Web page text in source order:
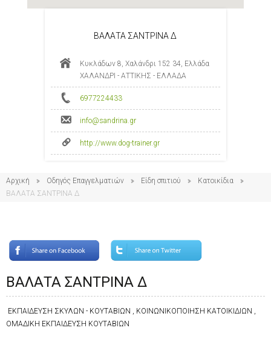
ΒΑΛΑΤΑ ΣΑΝΤΡΙΝΑ Δ
Κυκλάδων 8, Χαλάνδρι 152 34, Ελλάδα
ΧΑΛΑΝΔΡΙ - ΑΤΤΙΚΗΣ - ΕΛΛΑΔΑ
6977224433
info@sandrina.gr
http://www.dog-trainer.gr
Αρχική Οδηγός Επαγγελματιών Είδη σπιτιού
Κατοικίδια
ΒΑΛΑΤΑ ΣΑΝΤΡΙΝΑ Δ
ΒΑΛΑΤΑ ΣΑΝΤΡΙΝΑ Δ
ΕΚΠΑΙΔΕΥΣΗ ΣΚΥΛΩΝ - ΚΟΥΤΑΒΙΩΝ , ΚΟΙΝΩΝΙΚΟΠΟΙΗΣΗ ΚΑΤΟΙΚΙΔΙΩΝ ,
ΟΜΑΔΙΚΗ ΕΚΠΑΙΔΕΥΣΗ ΚΟΥΤΑΒΙΩΝ